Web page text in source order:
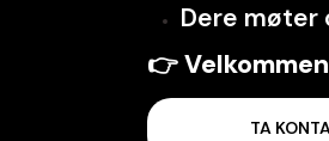
Dere møter
👉
TA